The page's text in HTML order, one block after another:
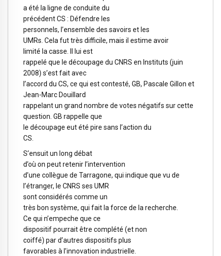
a été la ligne de conduite du
précédent CS : Défendre les
personnels, l’ensemble des savoirs et les
UMRs. Cela fut très difficile, mais il estime avoir
limité la casse. Il lui est
rappelé que le découpage du CNRS en Instituts (juin
2008) s’est fait avec
l’accord du CS, ce qui est contesté, GB, Pascale Gillon et
Jean-Marc Douillard
rappelant un grand nombre de votes négatifs sur cette
question. GB rappelle que
le découpage eut été pire sans l’action du
CS.
S’ensuit un long débat
d’où on peut retenir l’intervention
d’une collègue de Tarragone, qui indique que vu de
l’étranger, le CNRS ses UMR
sont considérés comme un
très bon système, qui fait la force de la recherche.
Ce qui n’empeche que ce
dispositif pourrait être complété (et non
coiffé) par d’autres dispositifs plus
favorables à l’innovation industrielle.